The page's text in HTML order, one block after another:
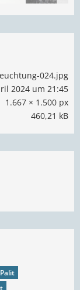
024.jpg
2024 um 21:45
1.667 × 1.500 px
460,21 kB
Palit